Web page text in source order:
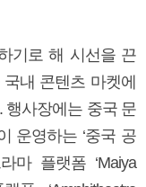
기로 해 시선을 끈
내 콘텐츠 마켓에
행사장에는 중국 문
운영하는 ‘중국 공
마 플랫폼 ‘Maiya